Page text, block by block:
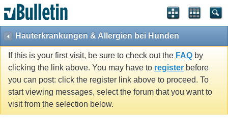
Hauterkrankungen & Allergien bei Hunden
If this is your first visit, be sure to check out the FAQ by
clicking the link above. You may have to register before
you can post: click the register link above to proceed. To
start viewing messages, select the forum that you want to
visit from the selection below.